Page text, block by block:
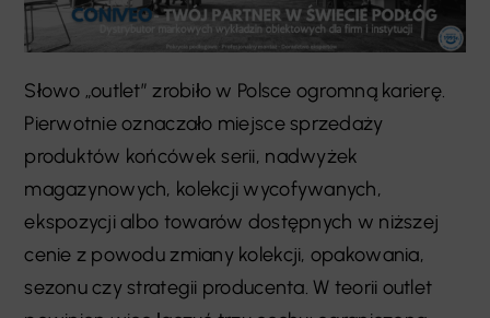
Słowo „outlet” zrobiło w Polsce ogromną karierę.
Pierwotnie oznaczało miejsce sprzedaży
produktów końcówek serii, nadwyżek
magazynowych, kolekcji wycofywanych,
ekspozycji albo towarów dostępnych w niższej
cenie z powodu zmiany kolekcji, opakowania,
sezonu czy strategii producenta. W teorii outlet